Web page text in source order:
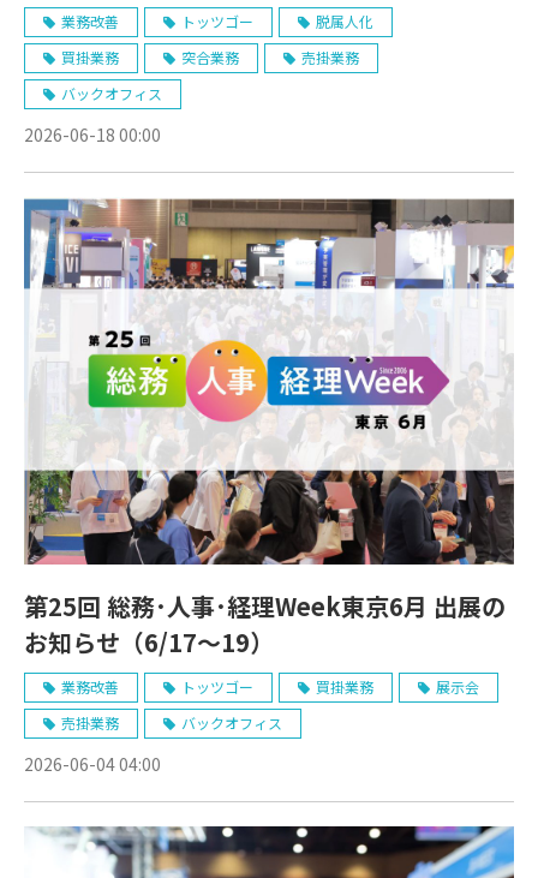
業務改善 トッツゴー
脱属人化
買掛業務
突合業務
売掛業務
バックオフィス
2026-06-18 00:00
第25回 総務･人事･経理Week東京6月 出展の
お知らせ（6/17〜19）
業務改善 トッツゴー 買掛業務
展示会
売掛業務
バックオフィス
2026-06-04 04:00